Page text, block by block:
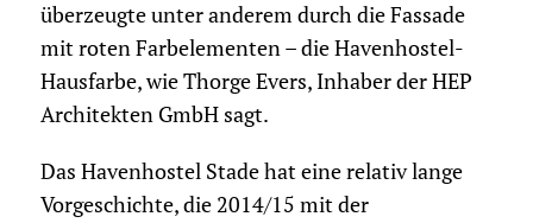
überzeugte unter anderem durch die Fassade
mit roten Farb­elementen – die Havenhostel-
Hausfarbe, wie Thorge Evers, Inhaber der HEP
Architekten GmbH sagt.
Das Havenhostel Stade hat eine relativ lange
Vorgeschichte, die 2014/15 mit der